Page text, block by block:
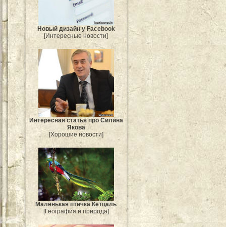
Новый дизайн у Facebook
[Интересные новости]
Интересная статья про Силина
Якова
[Хорошие новости]
Маленькая птичка Кетцаль
[География и природа]